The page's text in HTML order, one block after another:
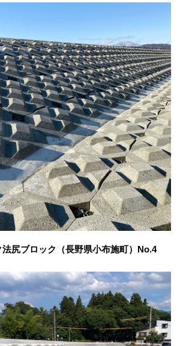
法尻ブロック（長野県小布施町）No.4